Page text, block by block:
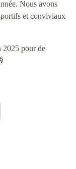
Nous avons
et conviviaux
2025 pour de